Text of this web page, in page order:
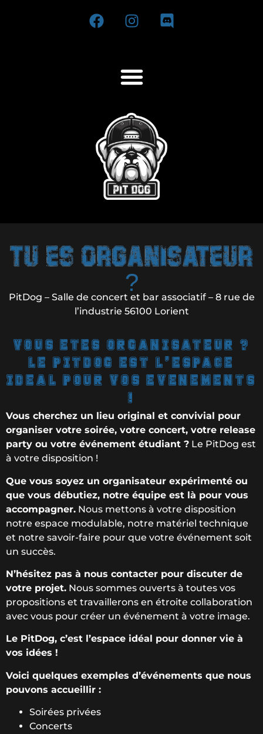
Tu es organisateur
?
PitDog – Salle de concert et bar associatif – 8 rue de
l’industrie 56100 Lorient
VOUS ETES ORGANISATEUR ?
LE PITDOG EST L'ESPACE
IDEAL POUR VOS EVENEMENTS
!
Vous cherchez un lieu original et convivial pour
organiser votre soirée, votre concert, votre release
party ou votre événement étudiant ? Le PitDog est
à votre disposition !
Que vous soyez un organisateur expérimenté ou
que vous débutiez, notre équipe est là pour vous
accompagner. Nous mettons à votre disposition
notre espace modulable, notre matériel technique
et notre savoir-faire pour que votre événement soit
un succès.
N’hésitez pas à nous contacter pour discuter de
votre projet. Nous sommes ouverts à toutes vos
propositions et travaillerons en étroite collaboration
avec vous pour créer un événement à votre image.
Le PitDog, c’est l’espace idéal pour donner vie à
vos idées !
Voici quelques exemples d’événements que nous
pouvons accueillir :
Soirées privées
Concerts